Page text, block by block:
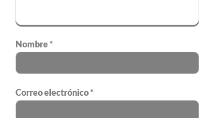
Nombre*
Correo electrónico*